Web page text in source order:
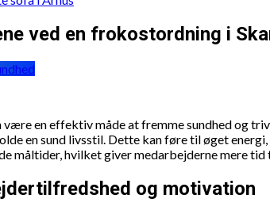
ved en frokostordning i
en effektiv måde at fremme sundhed og
en sund livsstil. Dette kan føre til øget
måltider, hvilket giver medarbejderne mere tid
og motivation